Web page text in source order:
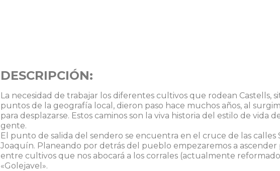
DESCRIPCIÓN:
La necesidad de trabajar los diferentes cultivos que rodean Castells,
puntos de la geografía local, dieron paso hace muchos años, al
para desplazarse. Estos caminos son la viva historia del estilo de vida
gente.
El punto de salida del sendero se encuentra en el cruce de las calles
Joaquín. Planeando por detrás del pueblo empezaremos a ascender
entre cultivos que nos abocará a los corrales (actualmente
«Golejavel».